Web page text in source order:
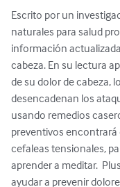
Escrito por un
naturales para salud
información
cabeza. En su lectura
de su dolor de cabeza,
desencadenan los
usando remedios
preventivos encontrará
cefaleas tensionales,
aprender a meditar.
ayudar a prevenir